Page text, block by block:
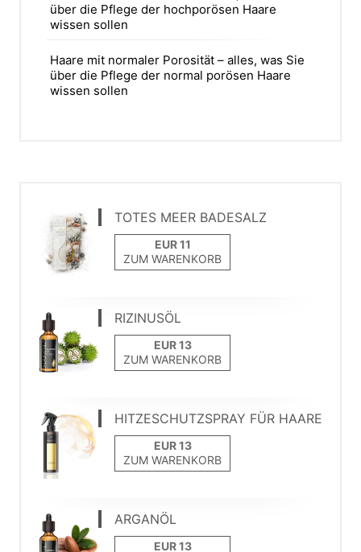
über die Pflege der hochporösen Haare
wissen sollen
Haare mit normaler Porosität – alles, was Sie
über die Pflege der normal porösen Haare
wissen sollen
TOTES MEER BADESALZ
ZUM WARENKORB
RIZINUSÖL
ZUM WARENKORB
HITZESCHUTZSPRAY FÜR HAARE
ZUM WARENKORB
ARGANÖL